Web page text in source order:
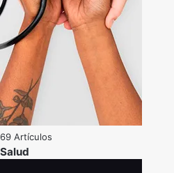
69 Artículos
Salud